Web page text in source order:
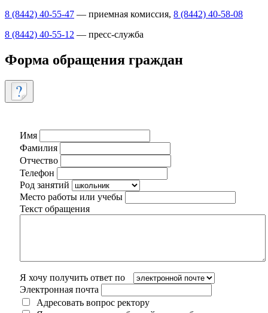
8 (8442) 40-55-47 — приемная комиссия, 8 (8442) 40-58-08
8 (8442) 40-55-12 — пресс-служба
Форма обращения граждан
Имя
Фамилия
Отчество
Телефон
Род занятий
Место работы или учебы
Текст обращения
Я хочу получить ответ по
Электронная почта
Адресовать вопрос ректору